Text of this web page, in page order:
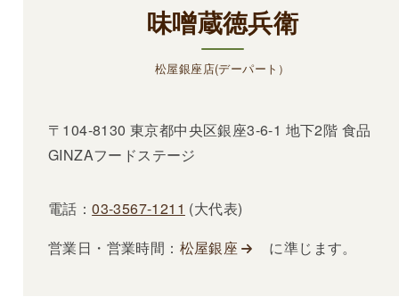
味噌蔵徳兵衛
松屋銀座店(デーパート）
〒104-8130 東京都中央区銀座3-6-1 地下2階 食品
GINZAフードステージ
電話：03-3567-1211 (大代表)
営業日・営業時間： 松屋銀座 に準じます。